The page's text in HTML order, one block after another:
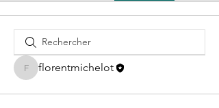
florentmichelot
florentmichelot